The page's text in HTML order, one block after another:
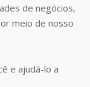
de negócios,
meio de nosso
e ajudá-lo a